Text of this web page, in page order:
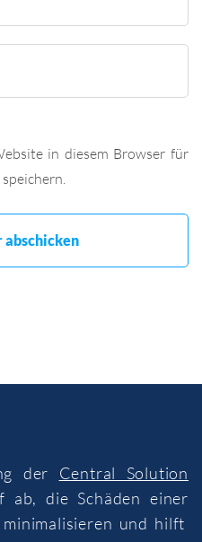
in diesem Browser für
der Central Solution
ab, die Schäden einer
minimalisieren und hilft